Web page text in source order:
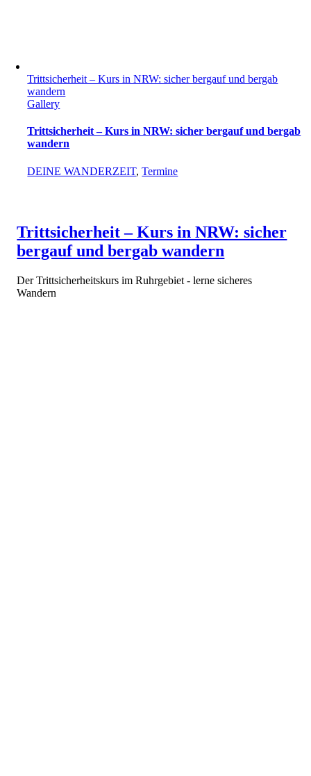
Trittsicherheit – Kurs in NRW: sicher bergauf und bergab
wandern
Gallery
Trittsicherheit – Kurs in NRW: sicher bergauf und bergab
wandern
DEINE WANDERZEIT,Termine
Trittsicherheit – Kurs in NRW: sicher
bergauf und bergab wandern
Der Trittsicherheitskurs im Ruhrgebiet - lerne sicheres
Wandern